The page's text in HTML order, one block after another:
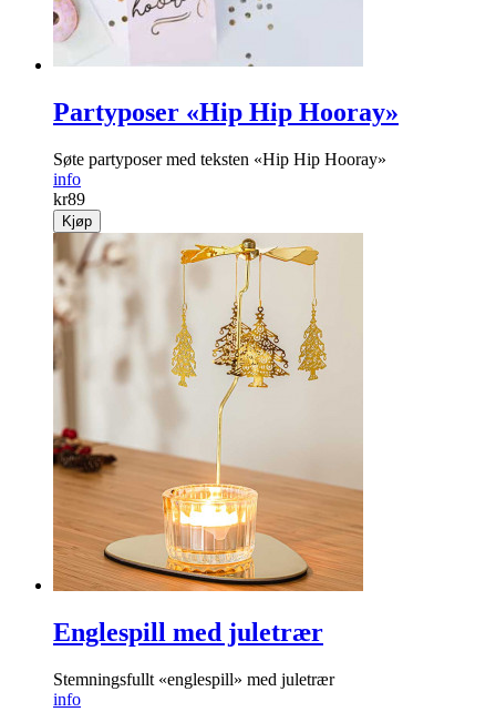
Partyposer «Hip Hip Hooray»
Søte partyposer med teksten «Hip Hip Hooray»
info
kr89
Kjøp
Englespill med juletrær
Stemningsfullt «englespill» med juletrær
info